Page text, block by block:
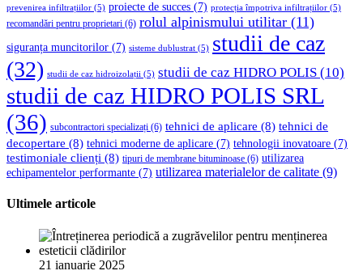
prevenirea infiltrațiilor (5) proiecte de succes (7) protecția împotriva infiltrațiilor (5)
recomandări pentru proprietari (6) rolul alpinismului utilitar (11)
siguranța muncitorilor (7) sisteme dublustrat (5) studii de caz
(32) studii de caz hidroizolații (5) studii de caz HIDRO POLIS (10)
studii de caz HIDRO POLIS SRL
(36) subcontractori specializați (6) tehnici de aplicare (8) tehnici de
decopertare (8) tehnici moderne de aplicare (7) tehnologii inovatoare (7)
testimoniale clienți (8) tipuri de membrane bituminoase (6) utilizarea
echipamentelor performante (7) utilizarea materialelor de calitate (9)
Ultimele articole
21 ianuarie 2025